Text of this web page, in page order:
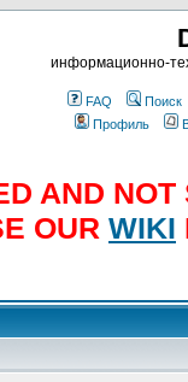
информационно-
FAQ Поиск
Профиль
AND
OUR WIKI